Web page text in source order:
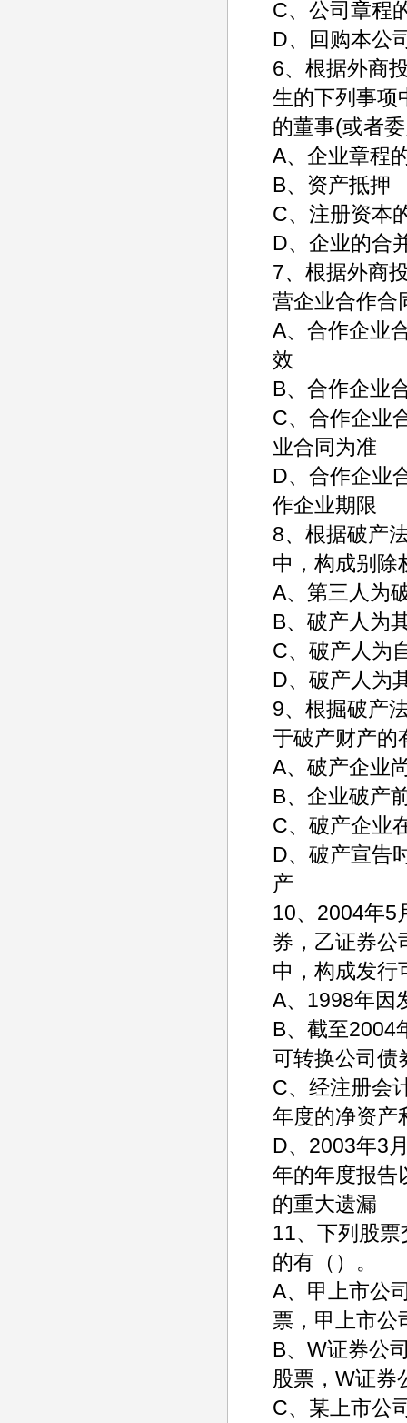
C、公司
D、回购本公
6、根据外商
生的下列事项
的董事(或者
A、企业
B、资产抵押
C、注册
D、企业的合
7、根据外商
营企业合作合
A、合作企业
效
B、合作企业
C、合作企业
业合同为准
D、合作企业
作企业期限
8、根据破产
中，构成别除
A、第三人为
B、破产人为
C、破产人为
D、破产人为
9、根掘破产
于破产财产的
A、破产企业
B、企业破产
C、破产企业
D、破产宣告
产
10、2004年5
券，乙证券公
中，构成发行
A、1998年因
B、截至2004
可转换公司债
C、经注册会
年度的净资产
D、2003年3
年的年度报告
的重大遗漏
11、下列股
的有（）。
A、甲上市公
票，甲上市公
B、W证券公
股票，W证券
C、某上市公